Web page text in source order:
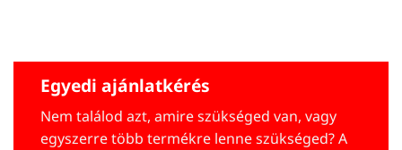
Egyedi ajánlatkérés
Nem találod azt, amire szükséged van, vagy
egyszerre több termékre lenne szükséged? A